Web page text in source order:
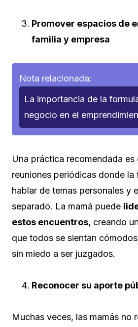
Promover espacios de
familia y empresa
Nota relacionada:
La importancia de la
negocio en el
Una práctica recomendada es
reuniones periódicas donde la
hablar de temas personales y
separado. La mamá puede
estos encuentros, creando
que todos se sientan
sin miedo a ser juzgados.
Reconocer su aporte
Muchas veces, las mamás no